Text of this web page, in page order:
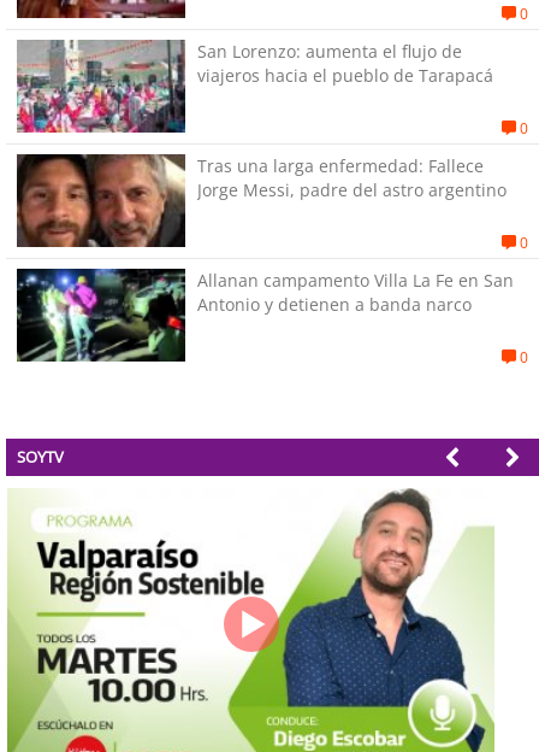
0
San Lorenzo: aumenta el flujo de
viajeros hacia el pueblo de Tarapacá
0
Tras una larga enfermedad: Fallece
Jorge Messi, padre del astro argentino
0
Allanan campamento Villa La Fe en San
Antonio y detienen a banda narco
0
SOYTV